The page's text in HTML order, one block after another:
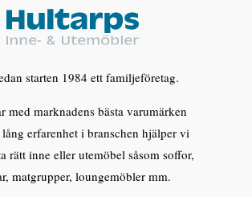
starten 1984 ett familjeföretag.
med marknadens bästa varumärken
erfarenhet i branschen hjälper vi
rätt inne eller utemöbel såsom soffor,
matgrupper, loungemöbler mm.